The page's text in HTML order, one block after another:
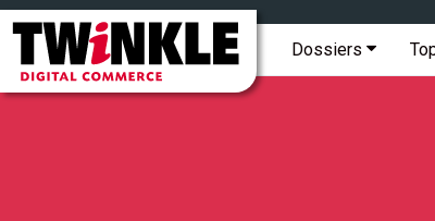
Twinkle
Digital
Commerce
Hoofdmenu
Dossiers
Topmenu